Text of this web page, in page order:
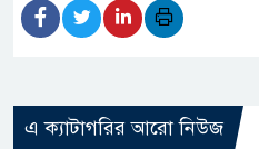
এ ক্যাটাগরির আরো নিউজ